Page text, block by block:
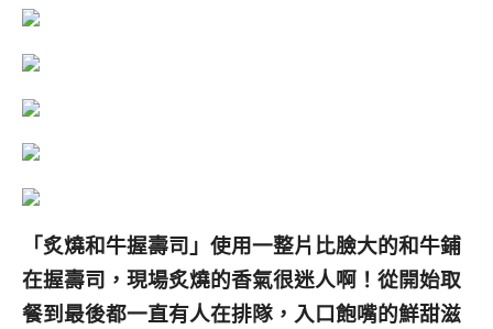
「炙燒和牛握壽司 」使用一整片比臉大的和牛鋪
在握壽司，現場炙燒的香氣很迷人啊！ 從開始取
餐到最後都一直有人在排隊，入口飽嘴的鮮甜滋